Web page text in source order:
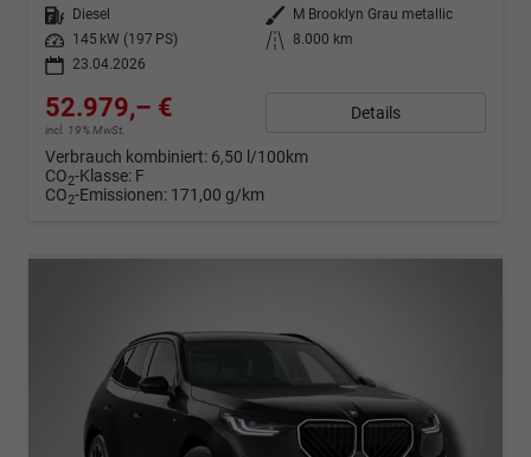
Kraftstoff
Diesel Außenfarbe
M Brooklyn Grau metallic
Leistung
145 kW (197 PS) Kilometerstand
8.000 km
23.04.2026
52.979,– €
incl. 19% MwSt.
Details
Verbrauch kombiniert: 6,50 l/100km
CO2-Klasse: F
CO2-Emissionen: 171,00 g/km